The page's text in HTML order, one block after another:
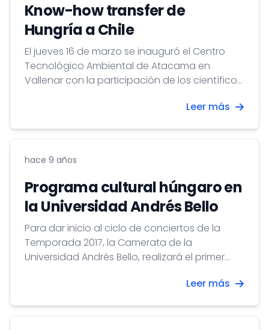
Know-how transfer de
Hungría a Chile
El jueves 16 de marzo se inauguró el Centro
Tecnológico Ambiental de Atacama en
Vallenar con la participación de los científicos
Leer más
hace 9 años
Programa cultural húngaro en
la Universidad Andrés Bello
Para dar inicio al ciclo de conciertos de la
Temporada 2017, la Camerata de la
Universidad Andrés Bello, realizará el primer
Leer más